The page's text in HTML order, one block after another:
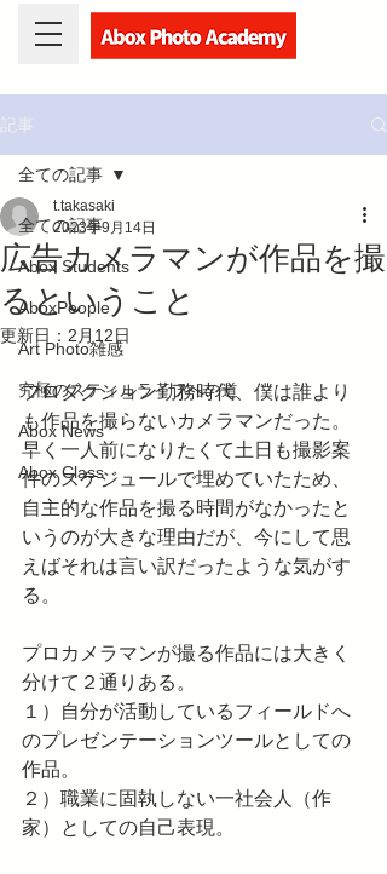
記事
全ての記事
Abox Students
AboxPeople
Art Photo雑感
究極のスティルライフへの道
Abox News
Abox Class
全ての記事
広告カメラマンが作品を撮
るということ
t.takasaki
2023年9月14日
更新日： 2月12日
プロダクション勤務時代、僕は誰より
も作品を撮らないカメラマンだった。
早く一人前になりたくて土日も撮影案
件のスケジュールで埋めていたため、
自主的な作品を撮る時間がなかったと
いうのが大きな理由だが、今にして思
えばそれは言い訳だったような気がす
る。
プロカメラマンが撮る作品には大きく
分けて２通りある。
１）自分が活動しているフィールドへ
のプレゼンテーションツールとしての
作品。
２）職業に固執しない一社会人（作
家）としての自己表現。